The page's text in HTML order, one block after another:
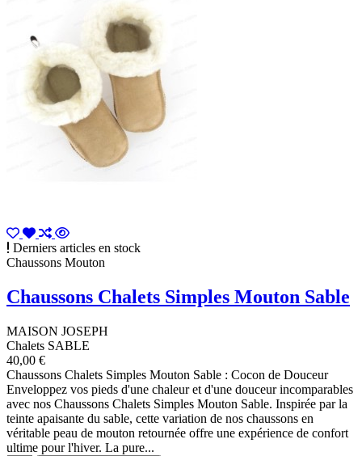
Derniers articles en stock
Chaussons Mouton
Chaussons Chalets Simples Mouton Sable
MAISON JOSEPH
Chalets SABLE
40,00 €
Chaussons Chalets Simples Mouton Sable : Cocon de Douceur
Enveloppez vos pieds d'une chaleur et d'une douceur incomparables
avec nos Chaussons Chalets Simples Mouton Sable. Inspirée par la
teinte apaisante du sable, cette variation de nos chaussons en
véritable peau de mouton retournée offre une expérience de confort
ultime pour l'hiver. La pure...